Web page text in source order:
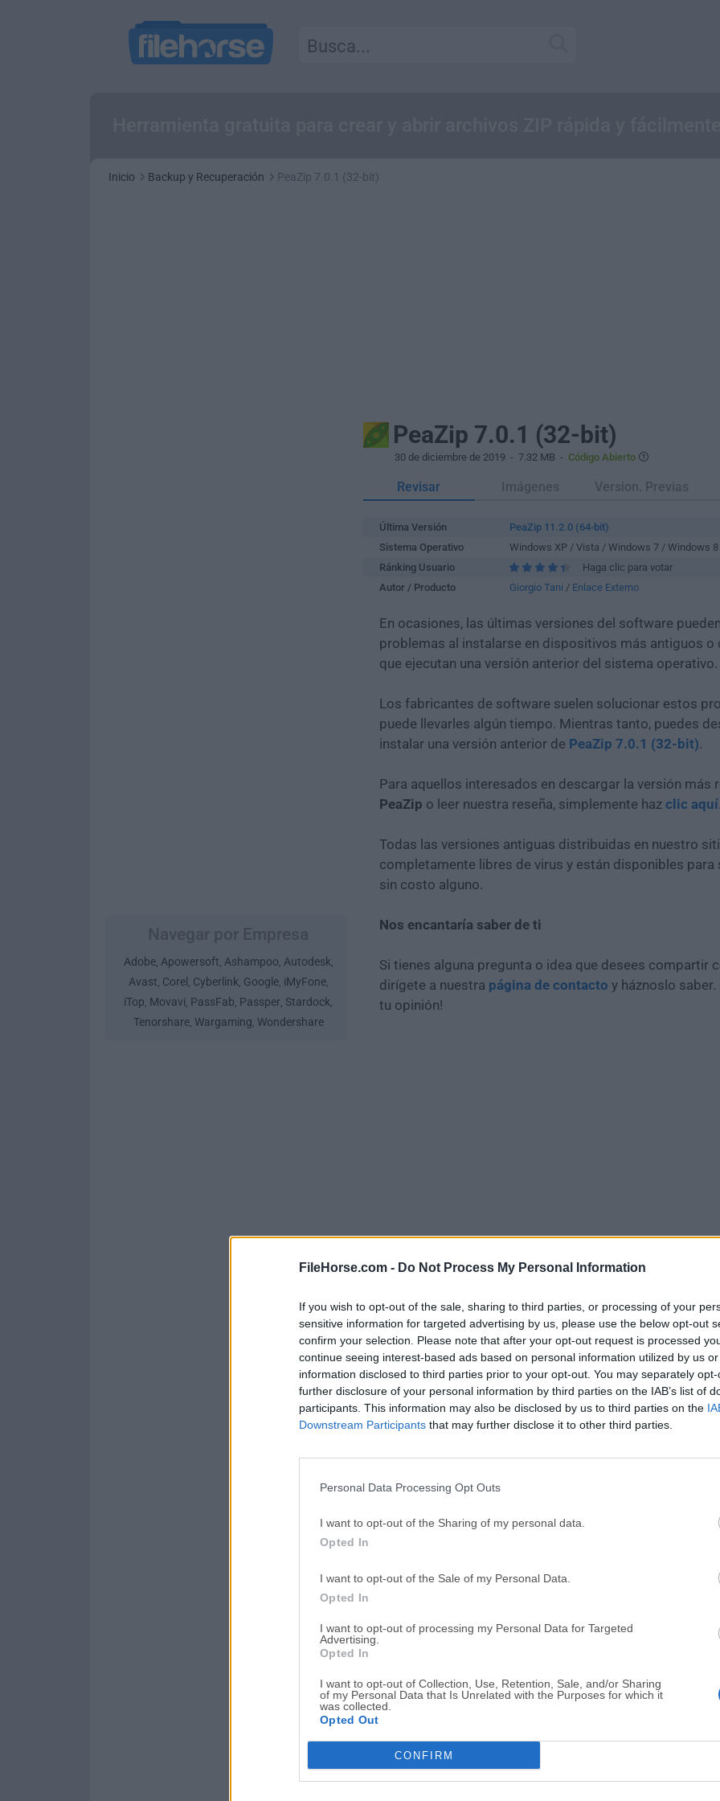
FileHorse.com - Do Not Process My Personal Information
If you wish to opt-out of the sale, sharing to third parties, or processing of your
sensitive information for targeted advertising by us, please use the below opt-out
confirm your selection. Please note that after your opt-out request is processed
continue seeing interest-based ads based on personal information utilized by us
information disclosed to third parties prior to your opt-out. You may separately
further disclosure of your personal information by third parties on the IAB’s list of
participants. This information may also be disclosed by us to third parties on the
Downstream Participants that may further disclose it to other third parties.
Personal Data Processing Opt Outs
I want to opt-out of the Sharing of my personal data.
Opted In
I want to opt-out of the Sale of my Personal Data.
Opted In
I want to opt-out of processing my Personal Data for Targeted
Advertising.
Opted In
I want to opt-out of Collection, Use, Retention, Sale, and/or Sharing
of my Personal Data that Is Unrelated with the Purposes for which it
was collected.
Opted Out
CONFIRM
Inicio Backup y Recuperación PeaZip 7.0.1 (32-bit)
Adobe, Apowersoft, Ashampoo, Autodesk,
Avast, Corel , Cyberlink, Google, iMyFone,
iTop, Movavi, PassFab, Passper, Stardock,
Tenorshare, Wargaming, Wondershare
PeaZip 7.0.1 (32-bit)
30 de diciembre de 2019 - 7.32 MB - Código Abierto
Revisar Imágenes Version. Previas
Última Versión
PeaZip 11.2.0 (64-bit)
Sistema Operativo
Windows XP / Vista / Windows 7 / Windows
Ránking Usuario
Haga clic para votar
Autor / Producto
Giorgio Tani / Enlace Externo
En ocasiones, las últimas versiones del software
problemas al instalarse en dispositivos más antiguos
que ejecutan una versión anterior del sistema operativo.
Los fabricantes de software suelen solucionar estos
puede llevarles algún tiempo. Mientras tanto, puedes
instalar una versión anterior de PeaZip 7.0.1 (32-bit).
Para aquellos interesados en descargar la versión más
PeaZip o leer nuestra reseña, simplemente haz clic aquí.
Todas las versiones antiguas distribuidas en nuestro
completamente libres de virus y están disponibles para
sin costo alguno.
Nos encantaría saber de ti
Si tienes alguna pregunta o idea que desees compartir
dirígete a nuestra página de contacto y háznoslo saber.
tu opinión!
Descargar PeaZip 7.0.1 (32-bit)
¿Por qué se publica esta aplicación en Filehorse? ( Más
Imágenes
Top Descargas
Opera 134.0 Build 5954.46 (64-bit)
Adobe Photoshop CC 2026 27.9.1 (64-bit)
GTA 6 for PS5 CapCut Desktop 9.1.0
PC Repair Tool 2026 Hero Wars - Online Action